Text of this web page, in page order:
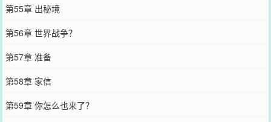
第55章 出秘境
第56章 世界战争？
第57章 准备
第58章 家信
第59章 你怎么也来了？